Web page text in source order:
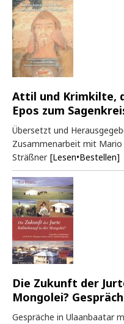
Attil und Krimkilte,
Epos zum
Übersetzt und
Zusammenarbeit mit
Sträßner [Lesen•Bestellen]
Die Zukunft der
Mongolei?
Gespräche in Ulaanbaatar